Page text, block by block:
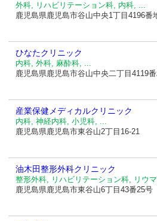
外科, リハビリテーション科, 内科, ...
鹿児島県鹿児島市谷山中央1丁目4196番
ひなたクリニック
内科, 外科, 麻酔科, ...
鹿児島県鹿児島市谷山中央二丁目4119
産業保健メディカルクリニック
内科, 神経内科, 小児科, ...
鹿児島県鹿児島市東谷山2丁目16-21
油木田整形外科クリニック
整形外科, リハビリテーション科, リウ
鹿児島県鹿児島市東谷山6丁目43番25号